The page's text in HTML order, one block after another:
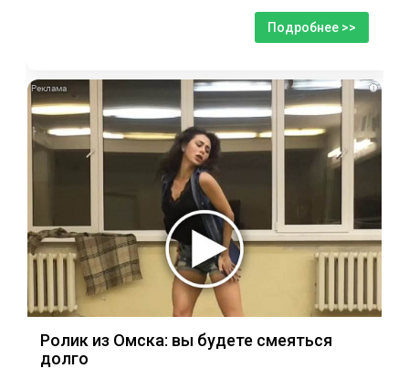
Подробнее >>
i
Ролик из Омска: вы будете смеяться
долго